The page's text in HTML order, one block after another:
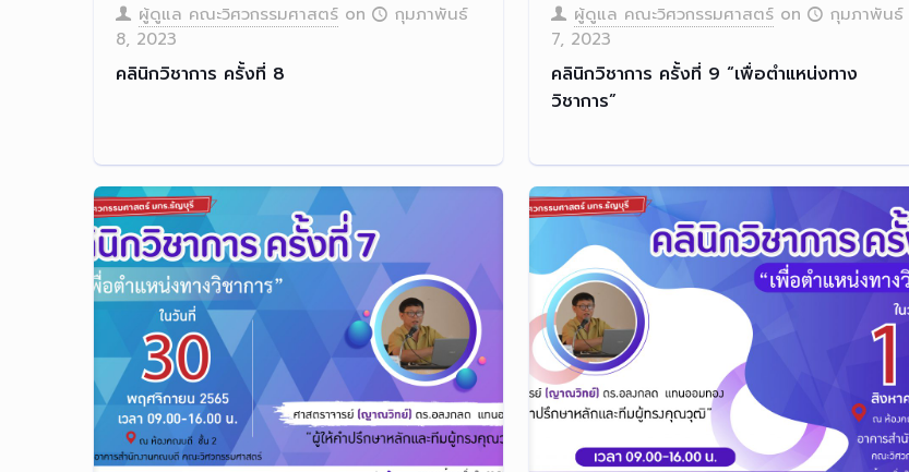
ผู้ดูแล คณะวิศวกรรมศาสตร์ on
กุมภาพันธ์
8, 2023
คลินิกวิชาการ ครั้งที่ 8
ผู้ดูแล คณะวิศวกรรมศาสตร์ on
กุมภาพันธ์
7, 2023
คลินิกวิชาการ ครั้งที่ 9 “เพื่อตำแหน่งทาง
วิชาการ”